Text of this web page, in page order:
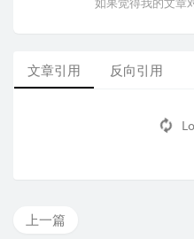
如果觉得我的文章
文章引用 反向引用
上一篇